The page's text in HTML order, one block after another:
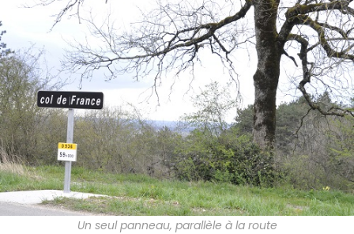
Un seul panneau, parallèle à la route